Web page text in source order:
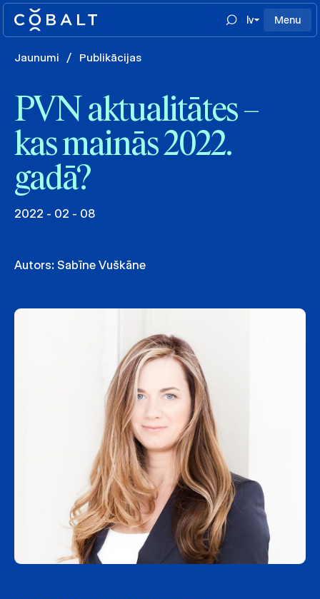
lv Menu
Jaunumi / Publikācijas
PVN aktualitātes –
kas mainās 2022.
gadā?
2022 - 02 - 08
Autors: Sabīne Vuškāne